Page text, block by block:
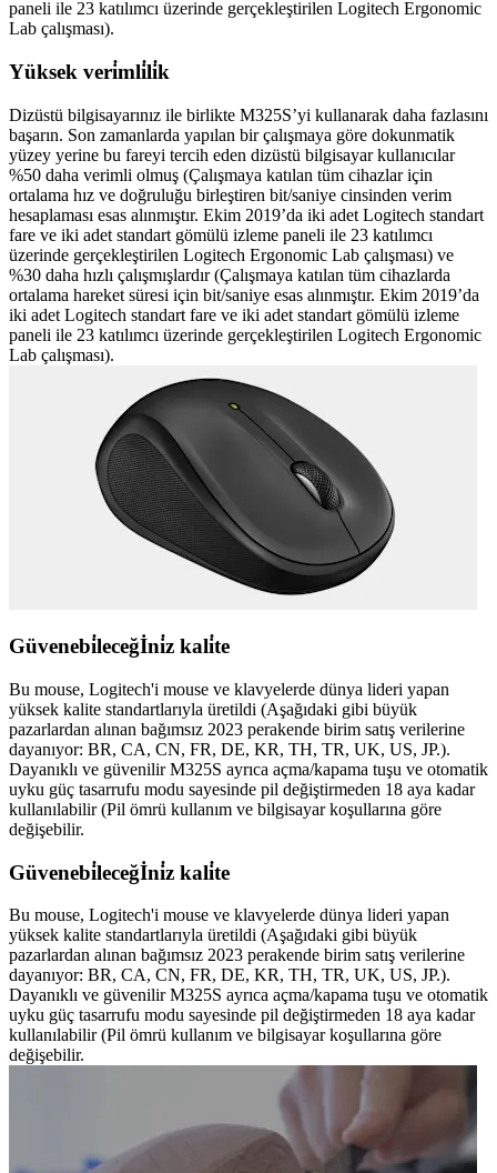
paneli ile 23 katılımcı üzerinde gerçekleştirilen Logitech Ergonomic
Lab çalışması).
Yüksek veri̇mli̇li̇k
Dizüstü bilgisayarınız ile birlikte M325S’yi kullanarak daha fazlasını
başarın. Son zamanlarda yapılan bir çalışmaya göre dokunmatik
yüzey yerine bu fareyi tercih eden dizüstü bilgisayar kullanıcılar
%50 daha verimli olmuş (Çalışmaya katılan tüm cihazlar için
ortalama hız ve doğruluğu birleştiren bit/saniye cinsinden verim
hesaplaması esas alınmıştır. Ekim 2019’da iki adet Logitech standart
fare ve iki adet standart gömülü izleme paneli ile 23 katılımcı
üzerinde gerçekleştirilen Logitech Ergonomic Lab çalışması) ve
%30 daha hızlı çalışmışlardır (Çalışmaya katılan tüm cihazlarda
ortalama hareket süresi için bit/saniye esas alınmıştır. Ekim 2019’da
iki adet Logitech standart fare ve iki adet standart gömülü izleme
paneli ile 23 katılımcı üzerinde gerçekleştirilen Logitech Ergonomic
Lab çalışması).
Güvenebi̇leceğİni̇z kali̇te
Bu mouse, Logitech'i mouse ve klavyelerde dünya lideri yapan
yüksek kalite standartlarıyla üretildi (Aşağıdaki gibi büyük
pazarlardan alınan bağımsız 2023 perakende birim satış verilerine
dayanıyor: BR, CA, CN, FR, DE, KR, TH, TR, UK, US, JP.).
Dayanıklı ve güvenilir M325S ayrıca açma/kapama tuşu ve otomatik
uyku güç tasarrufu modu sayesinde pil değiştirmeden 18 aya kadar
kullanılabilir (Pil ömrü kullanım ve bilgisayar koşullarına göre
değişebilir.
Güvenebi̇leceğİni̇z kali̇te
Bu mouse, Logitech'i mouse ve klavyelerde dünya lideri yapan
yüksek kalite standartlarıyla üretildi (Aşağıdaki gibi büyük
pazarlardan alınan bağımsız 2023 perakende birim satış verilerine
dayanıyor: BR, CA, CN, FR, DE, KR, TH, TR, UK, US, JP.).
Dayanıklı ve güvenilir M325S ayrıca açma/kapama tuşu ve otomatik
uyku güç tasarrufu modu sayesinde pil değiştirmeden 18 aya kadar
kullanılabilir (Pil ömrü kullanım ve bilgisayar koşullarına göre
değişebilir.